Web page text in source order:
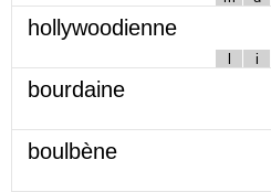
hollywoodienne
l i
bourdaine
boulbène